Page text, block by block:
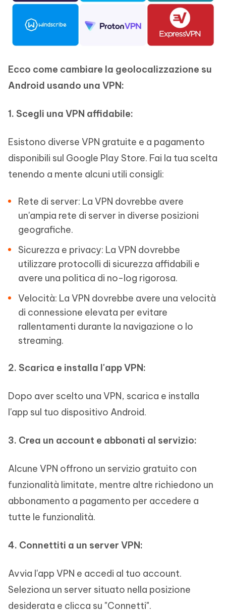
Ecco come cambiare la geolocalizzazione su
Android usando una VPN:
1. Scegli una VPN affidabile:
Esistono diverse VPN gratuite e a pagamento
disponibili sul Google Play Store. Fai la tua scelta
tenendo a mente alcuni utili consigli:
Rete di server: La VPN dovrebbe avere
un'ampia rete di server in diverse posizioni
geografiche.
Sicurezza e privacy: La VPN dovrebbe
utilizzare protocolli di sicurezza affidabili e
avere una politica di no-log rigorosa.
Velocità: La VPN dovrebbe avere una velocità
di connessione elevata per evitare
rallentamenti durante la navigazione o lo
streaming.
2. Scarica e installa l'app VPN:
Dopo aver scelto una VPN, scarica e installa
l'app sul tuo dispositivo Android.
3. Crea un account e abbonati al servizio:
Alcune VPN offrono un servizio gratuito con
funzionalità limitate, mentre altre richiedono un
abbonamento a pagamento per accedere a
tutte le funzionalità.
4. Connettiti a un server VPN:
Avvia l'app VPN e accedi al tuo account.
Seleziona un server situato nella posizione
desiderata e clicca su "Connetti".